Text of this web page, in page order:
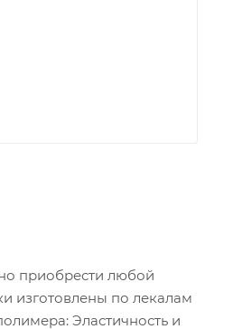
приобрести любой
изготовлены по лекалам
Эластичность и